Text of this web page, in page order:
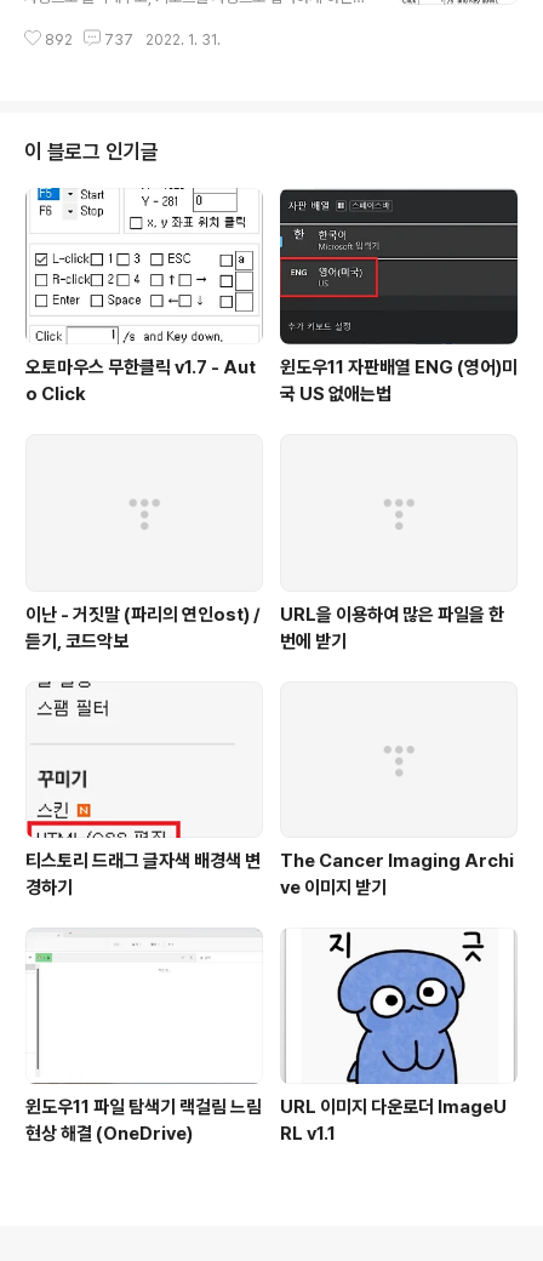
용법은 다음과 같습니다. 1. ① 번에 검색하고자 하는 URL
권한을 일체 요청하지 않는 안전한 프로그램입니다. 게임
스 실행 / 종료 Start에 해당되는 F5 버튼을 클릭하면 오토
마우스 기능이 시작되며 Stop에 해당되는 F6 버튼을 클릭
하면 오토마우스의 기능이 중지됩니다. 2. 오토마우스 실
행버튼, 종료버튼 변경 F5 버튼의 스크롤을 클릭하시면 다
른 버튼으로 수정할 수 있습니다. 3. 자동으로 입력할 이
벤..
892 737 2022. 1. 31.
이 블로그 인기글
오토마우스 무한클릭 v1.7 - Aut
o Click
윈도우11 자판배열 ENG (영어)미
국 US 없애는법
이난 - 거짓말 (파리의 연인ost) /
듣기, 코드악보
URL을 이용하여 많은 파일을 한
번에 받기
티스토리 드래그 글자색 배경색 변
경하기
The Cancer Imaging Archi
ve 이미지 받기
윈도우11 파일 탐색기 랙걸림 느림
현상 해결 (OneDrive)
URL 이미지 다운로더 ImageU
RL v1.1